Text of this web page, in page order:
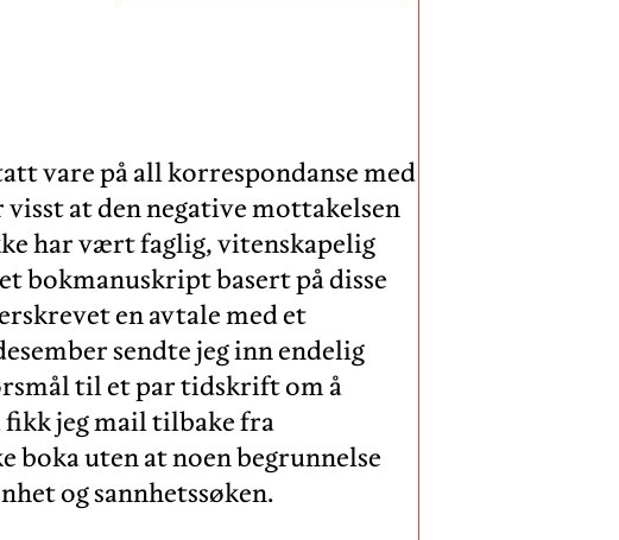
vare på all korrespondanse med
at den negative mottakelsen
har vært faglig, vitenskapelig
bokmanuskript basert på disse
en avtale med et
sendte jeg inn endelig
til et par tidskrift om å
jeg mail tilbake fra
uten at noen begrunnelse
og sannhetssøken.